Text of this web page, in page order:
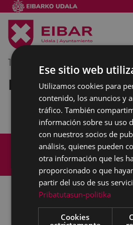
13/03/2020
Reunión externa
Política de cookies
Ese sitio web
Utilizamos cookies para
contenido, los anuncios y
tráfico. También
información sobre su uso
con nuestros socios de
análisis, quienes pueden
otra información que les
proporcionado o que
partir del uso de sus
Pribatutasun-politika
Cookies